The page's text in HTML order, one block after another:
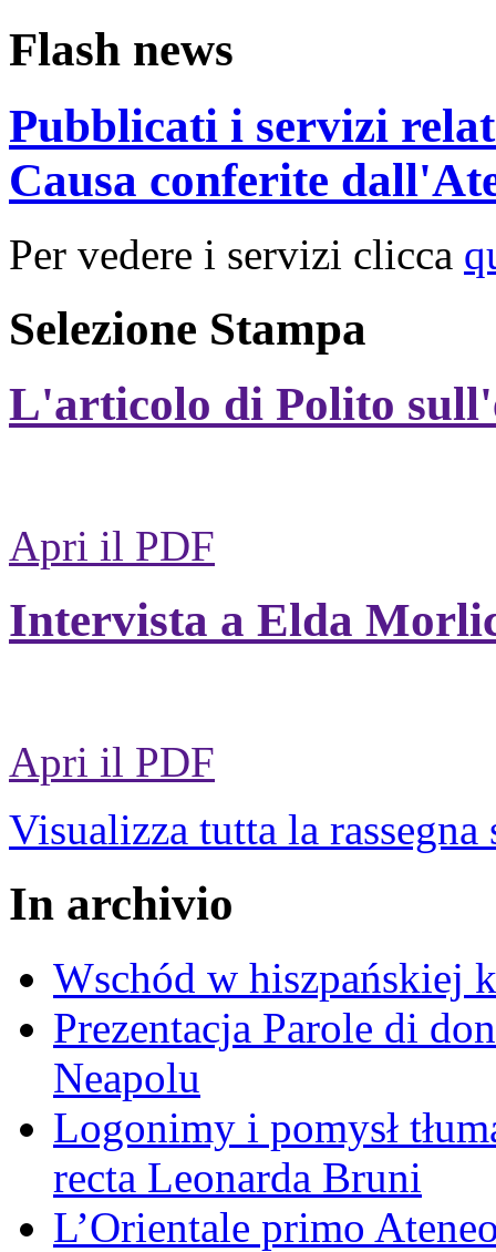
Flash news
Pubblicati i servizi
Causa conferite
Per vedere i servizi clicca
Selezione Stampa
L'articolo di Polito
Apri il PDF
Intervista a Elda
Apri il PDF
Visualizza tutta la rassegna
In archivio
Wschód w hiszpańskiej
Prezentacja Parole di
Neapolu
Logonimy i pomysł
recta Leonarda Bruni
L’Orientale primo